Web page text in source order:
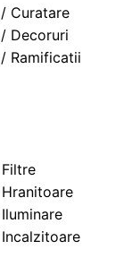
Curatare
Decoruri
Ramificatii